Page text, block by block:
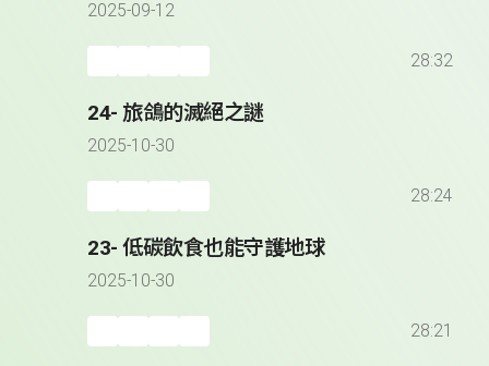
2025-09-12
28:32
24- 旅鴿的滅絕之謎
2025-10-30
28:24
23- 低碳飲食也能守護地球
2025-10-30
28:21